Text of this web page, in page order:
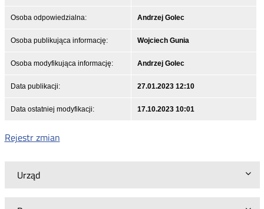
Urząd
Osoba odpowiedzialna: Andrzej Golec
Osoba publikująca informację: Wojciech Gunia
Osoba modyfikująca informację: Andrzej Golec
Data publikacji: 27.01.2023 12:10
Data ostatniej modyfikacji: 17.10.2023 10:01
Rejestr zmian